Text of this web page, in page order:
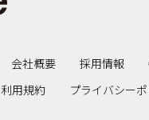
会社概要 採用情報
利用規約 プライバシー